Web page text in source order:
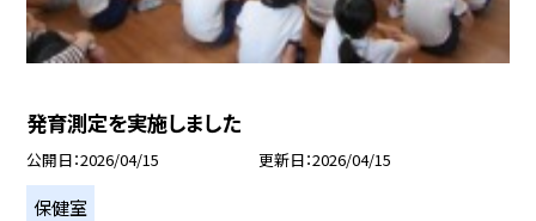
発育測定を実施しました
公開日 2026/04/15 更新日 2026/04/15
保健室